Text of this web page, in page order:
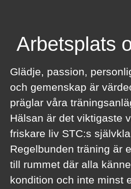
Arbetsplats
Glädje, passion,
och gemenskap är
präglar våra
Hälsan är det viktigaste
friskare liv STC:s
Regelbunden träning är
till rummet där alla
kondition och inte minst